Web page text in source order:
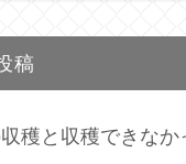
稿
穫と収穫できなか